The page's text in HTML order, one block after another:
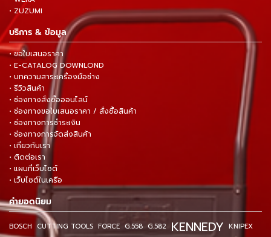
• ZUZUMI
บริการ & ข้อมูล
• ขอใบเสนอราคา
• E-CATALOG DOWNLOND
• บทความสาระเครื่องมือช่าง
• รีวิวสินค้า
• ช่องทางสั่งซื้อออนไลน์
• ช่องทางขอใบเสนอราคา / สั่งซื้อสินค้า
• ช่องทางการชำระเงิน
• ช่องทางการจัดส่งสินค้า
• เกี่ยวกับเรา
• ติดต่อเรา
• แผนที่เว็บไซต์
• เว็บไซต์ในเครือ
คำยอดนิยม
BOSCH CUTTING TOOLS FORCE G.558 G.582 KENNEDY KNIPEX